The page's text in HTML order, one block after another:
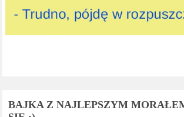
BAJKA Z NAJLEPSZYM